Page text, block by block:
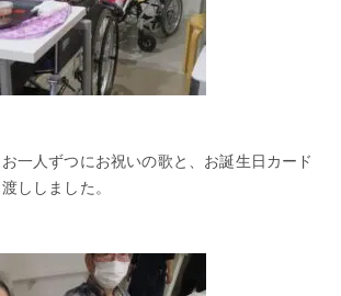
一人ずつにお祝いの歌と、お誕生日カード
ししました。